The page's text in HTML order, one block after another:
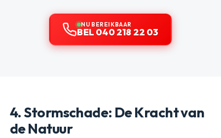
NU BEREIKBAAR
BEL 040 218 22 03
4. Stormschade: De Kracht van
de Natuur